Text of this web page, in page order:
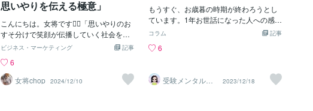
の清掃員たちが【まさかの☆潜水士☆】
でｗこの【通常スタッフを起用しないこ
とだけでも十分すごい】のですが、【☆
毎日☆★３名ほどの潜水チームで】【★
ーン湖にもぐってもぐって・・・】【★
藻がはりついている場所を★ヘラで削り
取ったり、パレードの★紙吹雪を回収す
思いやりを伝える極意」
こんにちは。女将です🙇‍♀️「思いやりのお
すそ分けで笑顔が伝播していく社会をつ
くる」をビジョンに活動をしておりま
というシーンは日常的によくあると思い
ますが、私は女将の仕事を始めてから、
人から物をいただいたり贈ったりする機
記事
ビジネス・マーケティング
6
女将chop 2024/12/10
もうすぐ、お歳暮の時期が終わろうとし
ています。1年お世話になった人への感謝
を伝える。我が家はどこにもお歳暮を贈
のでしょうか。。私の両親は、そういう
ど、、、なかなか高額になってしまいが
ちです。それに面倒だなぁと。だけど、
記事
コラム
6
受験メンタルト
レーナー イロ
2023/12/18